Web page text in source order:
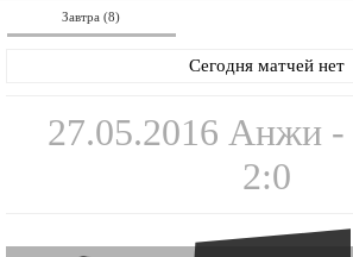
Завтра (8)
Сегодня матчей нет
27.05.2016 Анжи -
2:0